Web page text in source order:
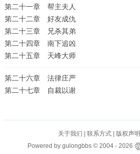
第二十一章 帮主夫人
第二十二章 好友成仇
第二十三章 兄杀其弟
第二十四章 南下追凶
第二十五章 天峰大师
第二十六章 法律庄严
第二十七章 自裁以谢
关于我们 |联系方式 版权声明
Powered by gulongbbs ©2004 - 2026